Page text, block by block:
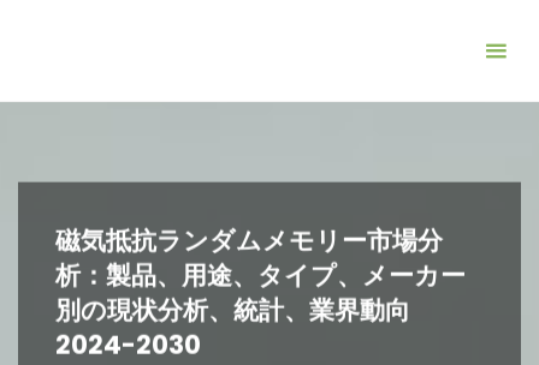
磁気抵抗ランダムメモリー市場分
析：製品、用途、タイプ、メーカー
別の現状分析、統計、業界動向
2024-2030